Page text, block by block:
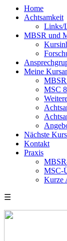
Home
Achtsamkeit
Links/
MBSR und
Meine
MSC
Nächste
Kontakt
Praxis
MSC-
Kurze
☰